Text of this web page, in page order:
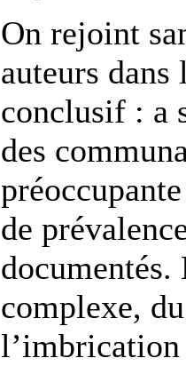
On rejoint
auteurs dans
conclusif : a
des
de
complexe,
l’imbrication